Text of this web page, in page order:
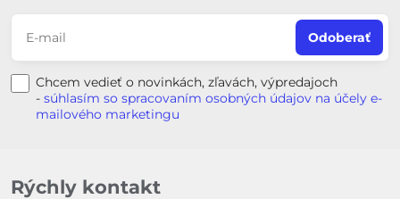
Odoberať
Chcem vedieť o novinkách, zľavách, výpredajoch
- súhlasím so spracovaním osobných údajov na účely e-
mailového marketingu
Rýchly kontakt